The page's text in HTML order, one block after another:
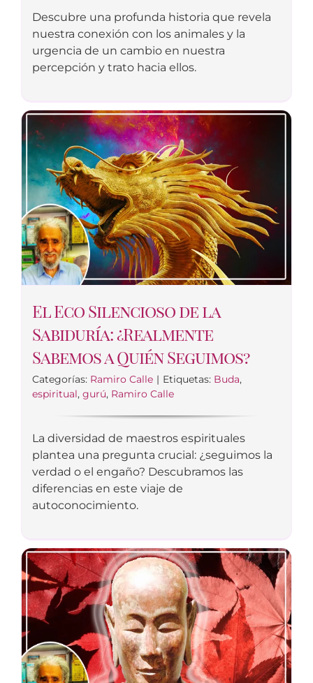
Descubre una profunda historia que revela
nuestra conexión con los animales y la
urgencia de un cambio en nuestra
percepción y trato hacia ellos.
El Eco Silencioso de la
Sabiduría: ¿Realmente
Sabemos a Quién Seguimos?
Categorías: Ramiro Calle | Etiquetas: Buda,
espiritual, gurú, Ramiro Calle
La diversidad de maestros espirituales
plantea una pregunta crucial: ¿seguimos la
verdad o el engaño? Descubramos las
diferencias en este viaje de
autoconocimiento.